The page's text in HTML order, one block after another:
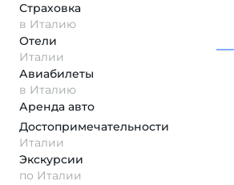
Страховка
в Италию
Отели
Италии
Авиабилеты
в Италию
Аренда авто
Достопримеча­тельности
Италии
Экскурсии
по Италии